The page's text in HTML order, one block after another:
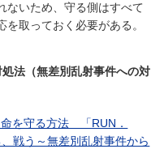
ないため、守る側はすべて
取っておく必要がある。
法（無差別乱射事件への対
を守る方法 「RUN．
戦う～無差別乱射事件から